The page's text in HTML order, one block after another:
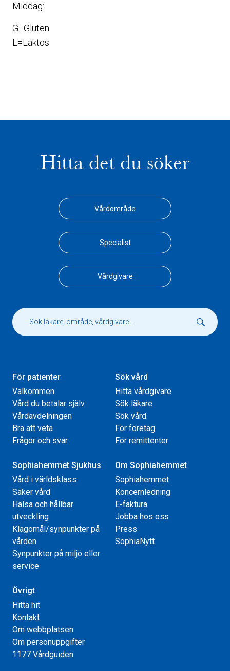
Middag:
G=Gluten
L=Laktos
Hitta det du söker
Vårdområde
Specialist
Vårdgivare
För patienter
Välkommen
Vård du betalar själv
Vårdavdelningen
Bra att veta
Frågor och svar
Sök vård
Hitta vårdgivare
Sök läkare
Sök vård
För företag
För remittenter
Sophiahemmet Sjukhus
Vård i världsklass
Säker vård
Hälsa och hållbar
utveckling
Klagomål/synpunkter på
vården
Synpunkter på miljö eller
service
Om Sophiahemmet
Sophiahemmet
Koncernledning
E-faktura
Jobba hos oss
Press
SophiaNytt
Övrigt
Hitta hit
Kontakt
Om webbplatsen
Om personuppgifter
1177 Vårdguiden